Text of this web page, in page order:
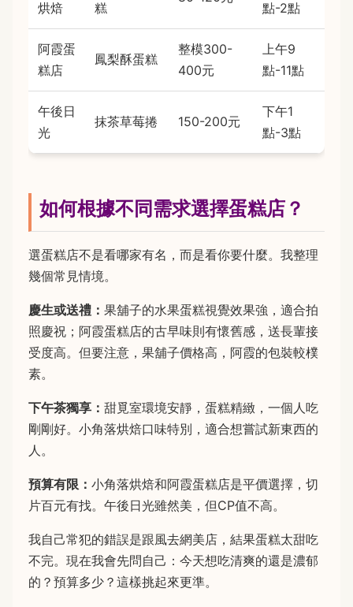
烘焙 糕 點-2點
阿霞蛋
糕店
鳳梨酥蛋糕
整模300-
400元
上午9
點-11點
午後日
光
抹茶草莓捲 150-200元
下午1
點-3點
如何根據不同需求選擇蛋糕店？
選蛋糕店不是看哪家有名，而是看你要什麼。我整理
幾個常見情境。
慶生或送禮： 果舖子的水果蛋糕視覺效果強，適合拍
照慶祝；阿霞蛋糕店的古早味則有懷舊感，送長輩接
受度高。但要注意，果舖子價格高，阿霞的包裝較樸
素。
下午茶獨享： 甜覓室環境安靜，蛋糕精緻，一個人吃
剛剛好。小角落烘焙口味特別，適合想嘗試新東西的
人。
預算有限： 小角落烘焙和阿霞蛋糕店是平價選擇，切
片百元有找。午後日光雖然美，但CP值不高。
我自己常犯的錯誤是跟風去網美店，結果蛋糕太甜吃
不完。現在我會先問自己：今天想吃清爽的還是濃郁
的？預算多少？這樣挑起來更準。